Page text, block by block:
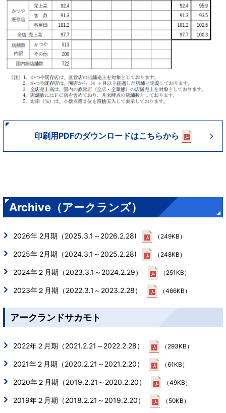
印刷用PDFのダウンロードはこちらから
Archive（アークランズ）
2026年 2月期（2025.3.1～2026.2.28) （249KB）
2025年 2月期（2024.3.1～2025.2.28) （248KB）
2024年２月期（2023.3.1～2024.2.29） （251KB）
2023年２月期（2022.3.1～2023.2.28） （466KB）
アークランドサカモト
2022年２月期（2021.2.21～2022.2.28） （293KB）
2021年２月期（2020.2.21～2021.2.20） （61KB）
2020年２月期（2019.2.21～2020.2.20） （49KB）
2019年２月期（2018.2.21～2019.2.20） （50KB）